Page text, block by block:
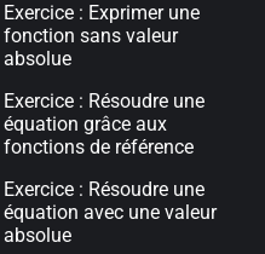
Exercice : Exprimer une
fonction sans valeur
absolue
Exercice : Résoudre une
équation grâce aux
fonctions de référence
Exercice : Résoudre une
équation avec une valeur
absolue